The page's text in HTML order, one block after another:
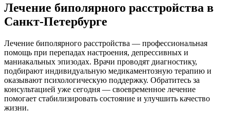
Лечение биполярного расстройства в
Санкт-Петербурге
Лечение биполярного расстройства — профессиональная
помощь при перепадах настроения, депрессивных и
маниакальных эпизодах. Врачи проводят диагностику,
подбирают индивидуальную медикаментозную терапию и
оказывают психологическую поддержку. Обратитесь за
консультацией уже сегодня — своевременное лечение
помогает стабилизировать состояние и улучшить качество
жизни.